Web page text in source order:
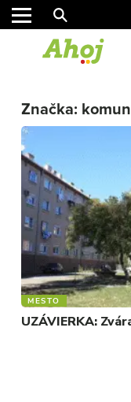
Značka:
MESTO
UZÁVIERKA: